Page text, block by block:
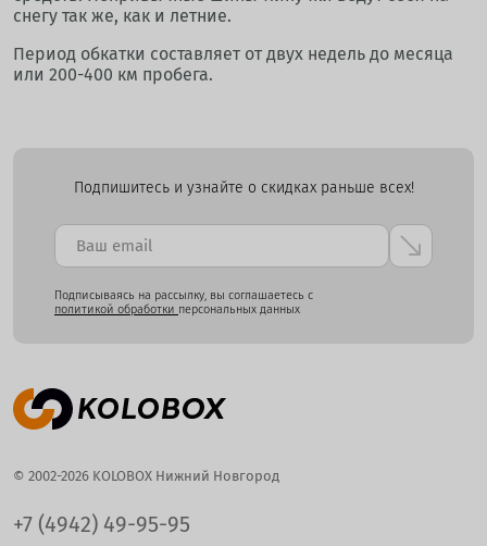
снегу так же, как и летние.
Период обкатки составляет от двух недель до месяца
или 200-400 км пробега.
Подпишитесь и узнайте о скидках раньше всех!
Подписываясь на рассылку, вы соглашаетесь с
политикой обработки персональных данных
© 2002-2026 KOLOBOX Нижний Новгород
+7 (4942) 49-95-95